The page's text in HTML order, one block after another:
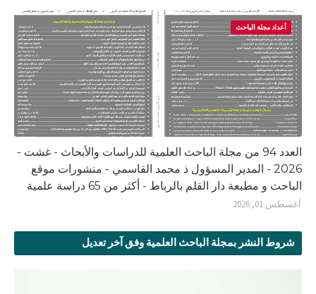
أعداد مجلة الباحث
العدد 94 من مجلة الباحث العلمية للدراسات والأبحاث - غشت -
2026 - المدير المسؤول ذ محمد القاسمي - منشورات موقع
الباحث و مطبعة دار القلم بالرباط - أكثر من 65 دراسة علمية
أغسطس 01, 2026
شروط النشر بمجلة الباحث العلمية وفق آخر تعديل